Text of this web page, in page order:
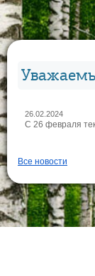
26.02.2024
С 26 февраля
Все новости